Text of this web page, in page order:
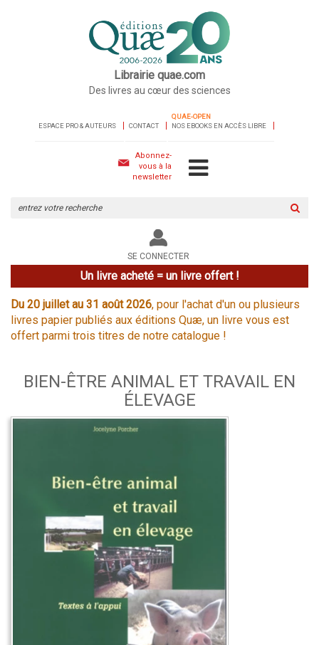
Librairie quae.com
Des livres au cœur des sciences
ESPACE PRO & AUTEURS CONTACT
QUAE-OPEN
NOS EBOOKS EN ACCÈS LIBRE
Abonnez-
vous à la
newsletter
le
site
SE CONNECTER
Un livre acheté = un livre offert !
Du 20 juillet au 31 août 2026, pour l'achat d'un ou plusieurs
livres papier publiés aux éditions Quæ, un livre vous est
offert parmi trois titres de notre catalogue !
BIEN-ÊTRE ANIMAL ET TRAVAIL EN
ÉLEVAGE